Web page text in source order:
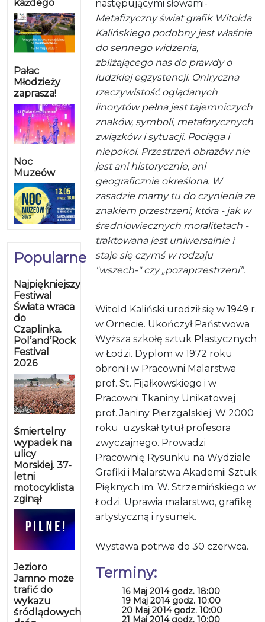
każdego
Pałac
Młodzieży
zaprasza!
Noc
Muzeów
Popularne
Najpiękniejszy
Festiwal
Świata wraca
do
Czaplinka.
Pol’and’Rock
Festival
2026
Śmiertelny
wypadek na
ulicy
Morskiej. 37-
letni
motocyklista
zginął
Jezioro
Jamno może
trafić do
wykazu
śródlądowych
następującymi słowami-
Metafizyczny świat grafik Witolda
Kalińskiego podobny jest właśnie
do sennego widzenia,
zbliżającego nas do prawdy o
ludzkiej egzystencji. Oniryczna
rzeczywistość oglądanych
linorytów pełna jest tajemniczych
znaków, symboli, metaforycznych
związków i sytuacji. Pociąga i
niepokoi. Przestrzeń obrazów nie
jest ani historycznie, ani
geograficznie określona. W
zasadzie mamy tu do czynienia ze
znakiem przestrzeni, która - jak w
średniowiecznych moralitetach -
traktowana jest uniwersalnie i
staje się czymś w rodzaju
"wszech-" czy „pozaprzestrzeni”.
Witold Kaliński urodził się w 1949 r.
w Ornecie. Ukończył Państwowa
Wyższa szkołę sztuk Plastycznych
w Łodzi. Dyplom w 1972 roku
obronił w Pracowni Malarstwa
prof. St. Fijałkowskiego i w
Pracowni Tkaniny Unikatowej
prof. Janiny Pierzgalskiej. W 2000
roku uzyskał tytuł profesora
zwyczajnego. Prowadzi
Pracownię Rysunku na Wydziale
Grafiki i Malarstwa Akademii Sztuk
Pięknych im. W. Strzemińskiego w
Łodzi. Uprawia malarstwo, grafikę
artystyczną i rysunek.
Wystawa potrwa do 30 czerwca.
Terminy:
16 Maj 2014 godz. 18:00
19 Maj 2014 godz. 10:00
20 Maj 2014 godz. 10:00
21 Maj 2014 godz. 10:00